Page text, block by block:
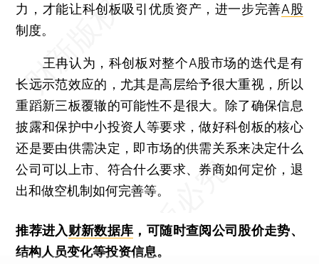
力，才能让科创板吸引优质资产，进一步完善A股
制度。
王冉认为，科创板对整个A股市场的迭代是有
长远示范效应的，尤其是高层给予很大重视，所以
重蹈新三板覆辙的可能性不是很大。除了确保信息
披露和保护中小投资人等要求，做好科创板的核心
还是要由供需决定，即市场的供需关系来决定什么
公司可以上市、符合什么要求、券商如何定价，退
出和做空机制如何完善等。
推荐进入财新数据库 ，可随时查阅公司股价走势、
结构人员变化等投资信息。